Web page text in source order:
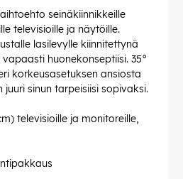
seinäkiinnikkeille
televisioille ja näytöille.
lasilevylle kiinnitettynä
huonekonseptiisi. 35°
korkeusasetuksen ansiosta
sinun tarpeisiisi sopivaksi.
televisioille ja monitoreille,